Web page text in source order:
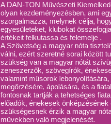
A DAN-TON Művészeti
olyan kezdeményezésben, ami
szorgalmazza, melynek célja,
egyesületeket, klubokat
értékeit felkutassa és felemelje .
A Szövetség a magyar nóta
válni, ezért szeretné sorai között
szükség van a magyar nótát
zeneszerzők, szövegírók,
valamint műsorok
megőrzésére, ápolására, és a
fontosnak tartják a tehetséges
előadók, énekesek
szükségesnek érzik a magyar
művekben való megjelenését.